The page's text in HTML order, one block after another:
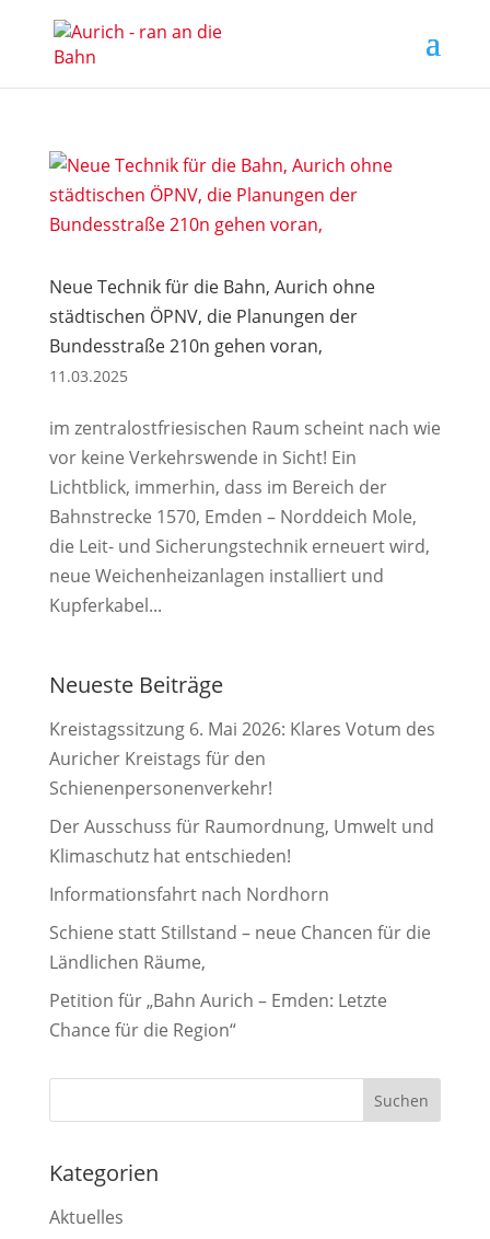
Neue Technik für die Bahn, Aurich ohne
städtischen ÖPNV, die Planungen der
Bundesstraße 210n gehen voran,
11.03.2025
im zentralostfriesischen Raum scheint nach wie
vor keine Verkehrswende in Sicht! Ein
Lichtblick, immerhin, dass im Bereich der
Bahnstrecke 1570, Emden – Norddeich Mole,
die Leit- und Sicherungstechnik erneuert wird,
neue Weichenheizanlagen installiert und
Kupferkabel...
Neueste Beiträge
Kreistagssitzung 6. Mai 2026: Klares Votum des
Auricher Kreistags für den
Schienenpersonenverkehr!
Der Ausschuss für Raumordnung, Umwelt und
Klimaschutz hat entschieden!
Informationsfahrt nach Nordhorn
Schiene statt Stillstand – neue Chancen für die
Ländlichen Räume,
Petition für „Bahn Aurich – Emden: Letzte
Chance für die Region“
Kategorien
Aktuelles